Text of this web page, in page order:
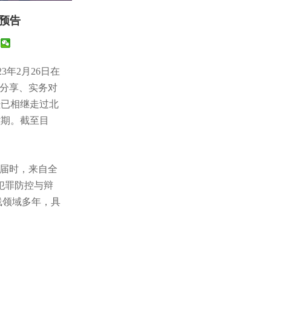
告
年2月26日在
享、实务对
相继走过北
。截至目
时，来自全
罪防控与辩
域多年，具